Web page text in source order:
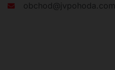
obchod@jvpohoda.com